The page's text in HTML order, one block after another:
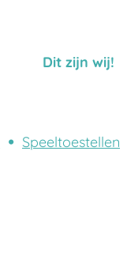
Dit zijn wij!
Speeltoestellen